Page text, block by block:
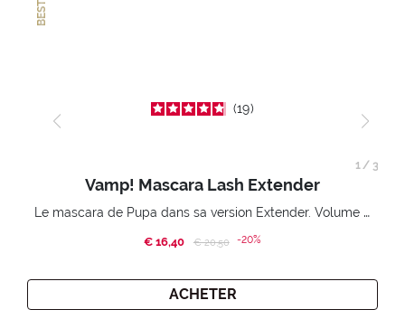
19
Vamp! Mascara Lash Extender
Le mascara de Pupa dans sa version Extender. Volume extension 3D. Des cils amplifiés et liftés à l’infini.
€ 16,40 Price reduced from
€ 20,50to-20%
ACHETER
1/ 3